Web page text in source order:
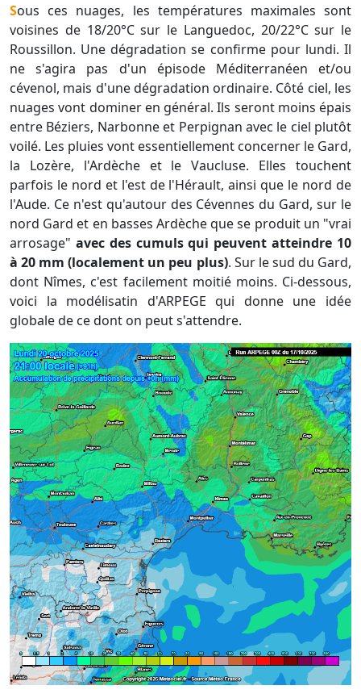
Sous ces nuages, les températures maximales sont
voisines de 18/20°C sur le Languedoc, 20/22°C sur le
Roussillon. Une dégradation se confirme pour lundi. Il
ne s'agira pas d'un épisode Méditerranéen et/ou
cévenol, mais d'une dégradation ordinaire. Côté ciel, les
nuages vont dominer en général. Ils seront moins épais
entre Béziers, Narbonne et Perpignan avec le ciel plutôt
voilé. Les pluies vont essentiellement concerner le Gard,
la Lozère, l'Ardèche et le Vaucluse. Elles touchent
parfois le nord et l'est de l'Hérault, ainsi que le nord de
l'Aude. Ce n'est qu'autour des Cévennes du Gard, sur le
nord Gard et en basses Ardèche que se produit un "vrai
arrosage" avec des cumuls qui peuvent atteindre 10
à 20 mm (localement un peu plus). Sur le sud du Gard,
dont Nîmes, c'est facilement moitié moins. Ci-dessous,
voici la modélisatin d'ARPEGE qui donne une idée
globale de ce dont on peut s'attendre.